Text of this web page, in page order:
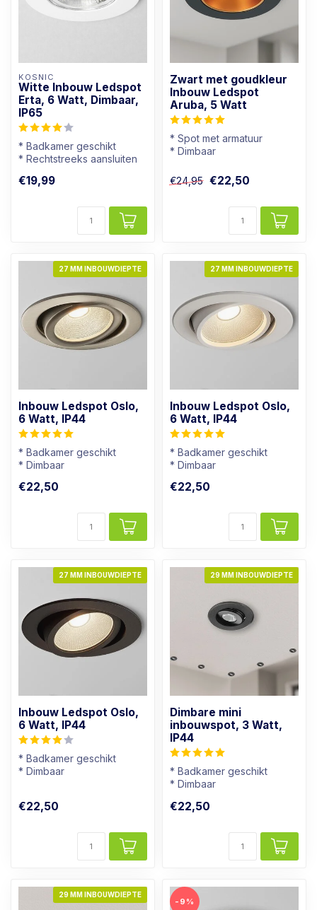
KOSNIC
Witte Inbouw Ledspot
Erta, 6 Watt, Dimbaar,
IP65
* Badkamer geschikt
* Rechtstreeks aansluiten
* Goed dimbaar
€19,99
Zwart met goudkleur
Inbouw Ledspot
Aruba, 5 Watt
* Spot met armatuur
* Dimbaar
* Zwart met goudkleur
€24,95 €22,50
27 MM INBOUWDIEPTE
Inbouw Ledspot Oslo,
6 Watt, IP44
* Badkamer geschikt
* Dimbaar
* Rvs kleur armatuur
€22,50
27 MM INBOUWDIEPTE
Inbouw Ledspot Oslo,
6 Watt, IP44
* Badkamer geschikt
* Dimbaar
* Wit Armatuur
€22,50
27 MM INBOUWDIEPTE
Inbouw Ledspot Oslo,
6 Watt, IP44
* Badkamer geschikt
* Dimbaar
€22,50
29 MM INBOUWDIEPTE
Dimbare mini
inbouwspot, 3 Watt,
IP44
* Badkamer geschikt
* Dimbaar
* Zwart armatuur
€22,50
29 MM INBOUWDIEPTE
-9%